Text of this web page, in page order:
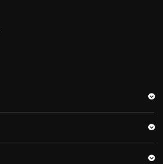
– вот главные секреты успеха
крепости и вкуса
от крепости. Это золотая